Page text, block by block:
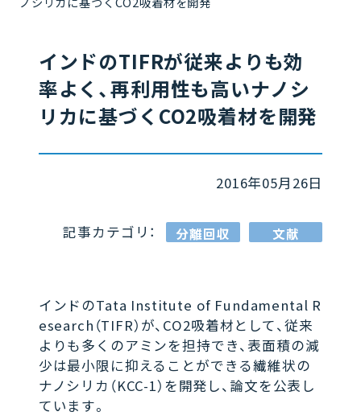
インドのTIFRが従来よりも効
率よく、再利用性も高いナノシ
リカに基づくCO2吸着材を開発
2016年05月26日
記事カテゴリ： 分離回収 文献
インドのTata Institute of Fundamental R
esearch（TIFR）が、CO2吸着材として、従来
よりも多くのアミンを担持でき、表面積の減
少は最小限に抑えることができる繊維状の
ナノシリカ（KCC-1）を開発し、論文を公表し
ています。